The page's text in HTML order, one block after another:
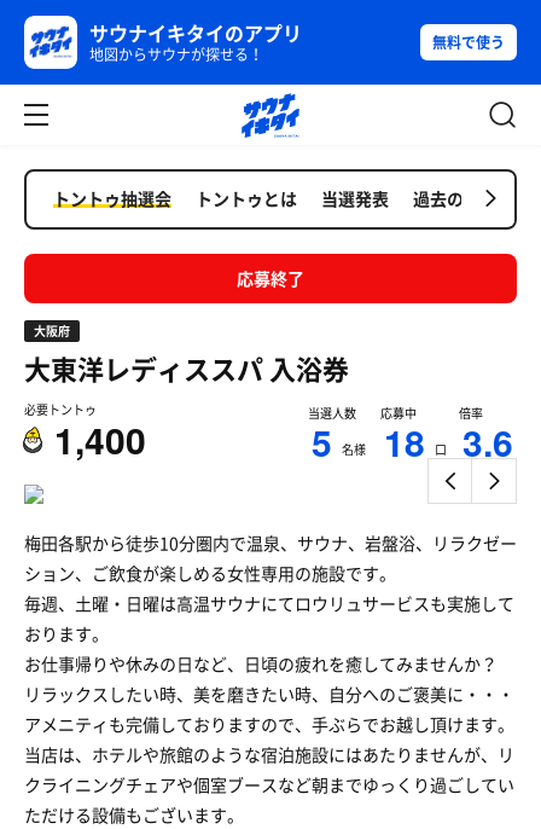
サウナイキタイのアプリ
地図からサウナが探せる！
無料で使う
トントゥ抽選会 トントゥとは 当選発表 過去の抽選会
応募終了
大阪府
大東洋レディススパ入浴券
必要トントゥ
1,400
当選人数
5 名様
応募中
18 口
倍率
3.6
梅田各駅から徒歩10分圏内で温泉、サウナ、岩盤浴、リラクゼー
ション、ご飲食が楽しめる女性専用の施設です。
毎週、土曜・日曜は高温サウナにてロウリュサービスも実施して
おります。
お仕事帰りや休みの日など、日頃の疲れを癒してみませんか？
リラックスしたい時、美を磨きたい時、自分へのご褒美に・・・
アメニティも完備しておりますので、手ぶらでお越し頂けます。
当店は、ホテルや旅館のような宿泊施設にはあたりませんが、リ
クライニングチェアや個室ブースなど朝までゆっくり過ごしてい
ただける設備もございます。